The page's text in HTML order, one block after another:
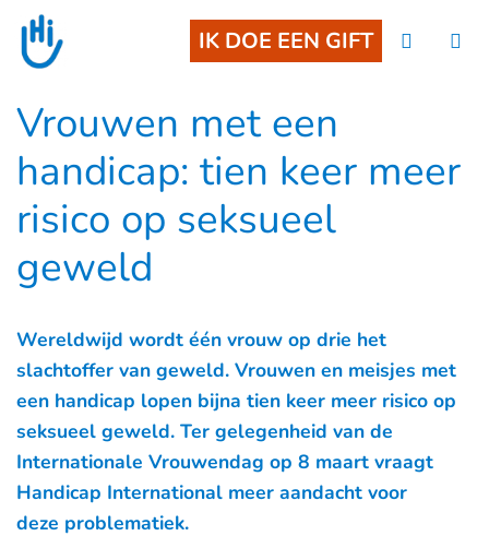
Go to main content
IK DOE EEN GIFT
Vrouwen met een
handicap: tien keer meer
risico op seksueel
geweld
Wereldwijd wordt één vrouw op drie het
slachtoffer van geweld. Vrouwen en meisjes met
een handicap lopen bijna tien keer meer risico op
seksueel geweld. Ter gelegenheid van de
Internationale Vrouwendag op 8 maart vraagt
Handicap International meer aandacht voor
deze problematiek.